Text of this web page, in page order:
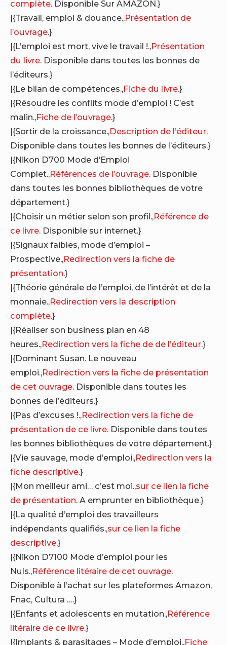
complète. Disponible Sur AMAZON.}
|{Travail, emploi & douance.,Présentation de
l’ouvrage.}
|{L’emploi est mort, vive le travail !.,Présentation
du livre. Disponible dans toutes les bonnes de
l’éditeurs.}
|{Le bilan de compétences.,Fiche du livre.}
|{Résoudre les conflits mode d’emploi ! C’est
malin.,Fiche de l’ouvrage.}
|{Sortir de la croissance.,Description de l’éditeur.
Disponible dans toutes les bonnes de l’éditeurs.}
|{Nikon D700 Mode d’Emploi
Complet.,Références de l’ouvrage. Disponible
dans toutes les bonnes bibliothèques de votre
département.}
|{Choisir un métier selon son profil.,Référence de
ce livre. Disponible sur internet.}
|{Signaux faibles, mode d’emploi –
Prospective.,Redirection vers la fiche de
présentation.}
|{Théorie générale de l’emploi, de l’intérêt et de la
monnaie.,Redirection vers la description
complète.}
|{Réaliser son business plan en 48
heures.,Redirection vers la fiche de de l’éditeur.}
|{Dominant Susan. Le nouveau
emploi.,Redirection vers la fiche de présentation
de cet ouvrage. Disponible dans toutes les
bonnes de l’éditeurs.}
|{Pas d’excuses !.,Redirection vers la fiche de
présentation de ce livre. Disponible dans toutes
les bonnes bibliothèques de votre département.}
|{Vie sauvage, mode d’emploi.,Redirection vers la
fiche descriptive.}
|{Mon meilleur ami… c’est moi.,sur ce lien la fiche
de présentation. A emprunter en bibliothèque.}
|{La qualité d’emploi des travailleurs
indépendants qualifiés.,sur ce lien la fiche
descriptive.}
|{Nikon D7100 Mode d’emploi pour les
Nuls.,Référence litéraire de cet ouvrage.
Disponible à l’achat sur les plateformes Amazon,
Fnac, Cultura ….}
|{Enfants et adolescents en mutation.,Référence
litéraire de ce livre.}
|{Implants & parasitages – Mode d’emploi.,Fiche